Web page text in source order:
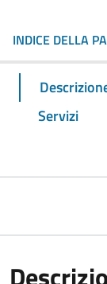
INDICE DELLA
Servizi